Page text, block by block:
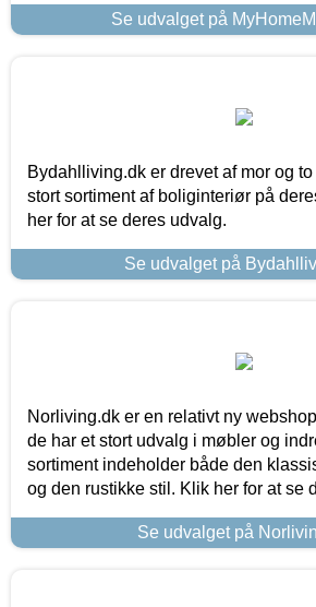
Se udvalget på
Bydahlliving.dk er drevet af mor og
stort sortiment af boliginteriør på
her for at se deres udvalg.
Se udvalget på
Norliving.dk er en relativt ny
de har et stort udvalg i møbler og
sortiment indeholder både den
og den rustikke stil. Klik her for at se
Se udvalget på